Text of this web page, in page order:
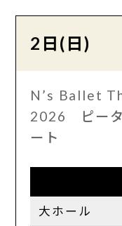
2日(日)
N’s Ballet
2026 ピータ
ート
大ホール